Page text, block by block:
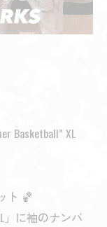
Basketball” XL
ト 🏀
」に袖のナンバ